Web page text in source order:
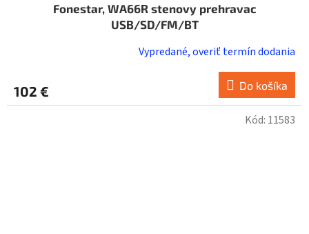
Fonestar, WA66R stenovy prehravac
USB/SD/FM/BT
Vypredané, overiť termín dodania
102 € Do košíka
Kód: 11583